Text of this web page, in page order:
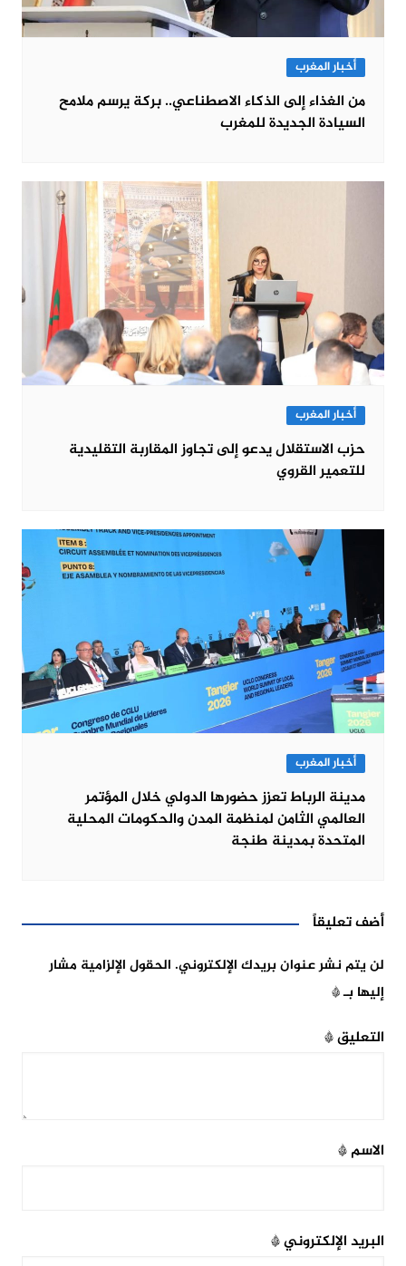
أخبار المغرب
من الغذاء إلى الذكاء الاصطناعي.. بركة يرسم ملامح
السيادة الجديدة للمغرب
أخبار المغرب
حزب الاستقلال يدعو إلى تجاوز المقاربة التقليدية
للتعمير القروي
أخبار المغرب
مدينة الرباط تعزز حضورها الدولي خلال المؤتمر
العالمي الثامن لمنظمة المدن والحكومات المحلية
المتحدة بمدينة طنجة
أضف تعليقاً
لن يتم نشر عنوان بريدك الإلكتروني. الحقول الإلزامية مشار
إليها بـ*
التعليق*
الاسم*
البريد الإلكتروني*